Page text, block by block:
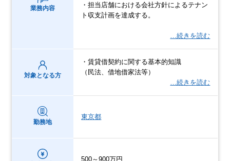
業務内容
・担当店舗における会社方針によるテナン
ト収支計画を達成する。
…続きを読む
対象となる方
・賃貸借契約に関する基本的知識
（民法、借地借家法等）
…続きを読む
勤務地
東京都
500～900万円